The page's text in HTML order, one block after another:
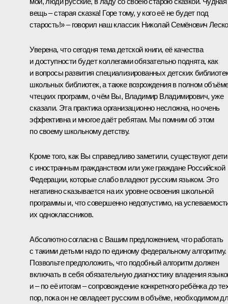
вещь – старая сказка! Горе тому, у кого её не будет под
старость!» – говорил наш классик Николай Семёнович
Уверена, что сегодня тема детской книги, её качества
и доступности будет коллегами обязательно поднята, как
и вопросы развития специализированных детских
школьных библиотек, а также возрождения в полном
чтецких программ, о чём Вы, Владимир Владимирович, уже
сказали. Эта практика организационно несложна, но очень
эффективна и многое даёт ребятам. Мы помним об этом
по своему школьному детству.
Кроме того, как Вы справедливо заметили, существуют дети
с иностранным гражданством или уже граждане Российской
Федерации, которые слабо владеют русским языком. Это
негативно сказывается на их уровне освоения школьной
программы и, что совершенно недопустимо, на
их одноклассников.
Абсолютно согласна с Вашим предложением, что работать
с такими детьми надо по единому федеральному алгоритму.
Позвольте предположить, что подобный алгоритм должен
включать в себя обязательную диагностику владения
и – по её итогам – сопровождение конкретного ребёнка до
пор, пока он не овладеет русским в объёме, необходимом